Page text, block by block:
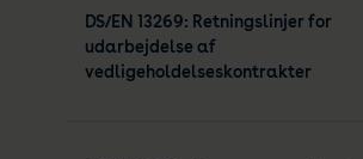
DS/EN 13269: Retningslinjer for
udarbejdelse af
vedligeholdelseskontrakter